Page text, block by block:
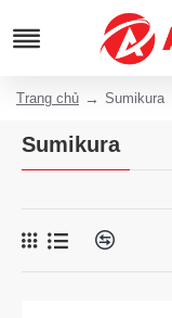
Trang chủ Sumikura
Sumikura